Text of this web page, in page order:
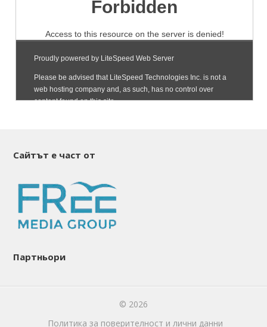
Сайтът е част от
Партньори
© 2026
Политика за поверителност и лични данни